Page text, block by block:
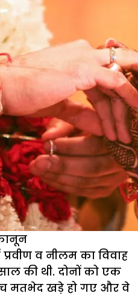
व नीलम का विवाह
की थी. दोनों को एक
मतभेद खड़े हो गए और वे